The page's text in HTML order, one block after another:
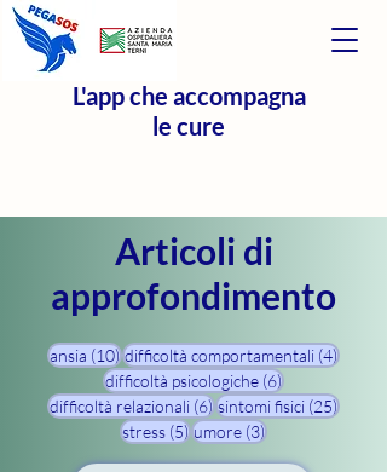
L'app che accompagna
le cure
Articoli di
approfondimento
ansia (10)10 post
difficoltà comportamentali (4)4 post
difficoltà psicologiche (6)6 post
difficoltà relazionali (6)6 post
sintomi fisici (25)25 post
stress (5)5 post
umore (3)3 post